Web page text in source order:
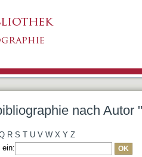
nach Autor
R S T U V W X Y Z
ein: